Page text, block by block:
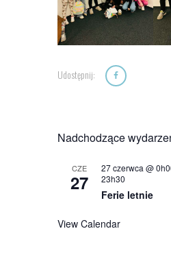
Udostępnij:
Nadchodzące
CZE
27
27 czerwca @
23h30
Ferie letnie
View Calendar